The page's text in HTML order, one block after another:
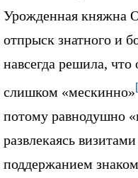
Урожденная княжна
отпрыск знатного и
навсегда решила,
слишком «мескинно»
потому равнодушно
развлекаясь
поддержанием